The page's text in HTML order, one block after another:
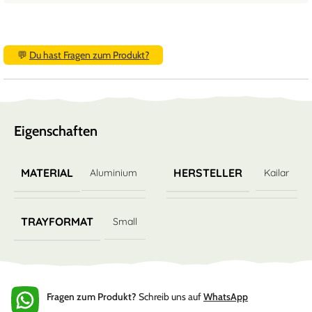
💬 Du hast Fragen zum Produkt?
Eigenschaften
MATERIAL Aluminium HERSTELLER Kailar
TRAYFORMAT Small
Fragen zum Produkt? Schreib uns aufWhatsApp